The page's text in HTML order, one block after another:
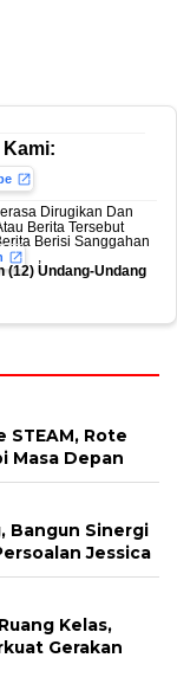
Dirugikan Dan
Berita Tersebut
Berisi Sanggahan
,
(12) Undang-Undang
STEAM, Rote
Masa Depan
Bangun Sinergi
Jessica
Kelas,
Gerakan